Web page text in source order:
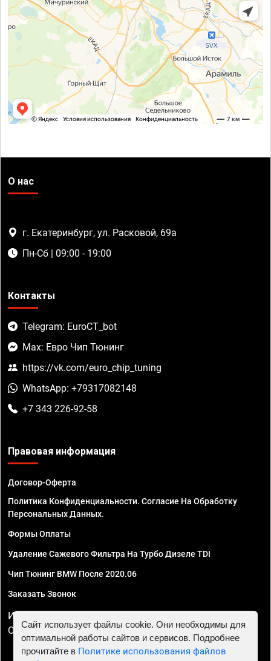
О нас
г. Екатеринбург, ул. Расковой, 69а
Пн-Сб | 09:00 - 19:00
Контакты
Telegram: EuroCT_bot
Max: Евро Чип Тюнинг
https://vk.com/euro_chip_tuning
WhatsApp: +79317082148
+7 343 226-92-58
Правовая информация
Договор-Оферта
Политика Конфиденциальности. Согласие На Обработку
Персональных Данных.
Формы Оплаты
Удаление Сажевого Фильтра На Турбо Дизеле TDI
Чип Тюнинг BMW После 2020.06
Заказать Звонок
ИП Смирнов Георгий Павлович. ИНН 781302555843,
ОГРНИП 324470400032610
Сайт использует файлы cookie. Они необходимы для
оптимальной работы сайтов и сервисов. Подробнее
прочитайте в Политике использования файлов